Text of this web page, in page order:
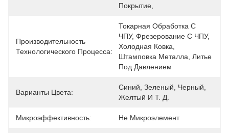
Покрытие,
Производительность
Технологического Процесса:
Токарная Обработка С
ЧПУ, Фрезерование С ЧПУ,
Холодная Ковка,
Штамповка Металла, Литье
Под Давлением
Варианты Цвета:
Синий, Зеленый, Черный,
Желтый И Т. Д.
Микроэффективность: Не Микроэлемент